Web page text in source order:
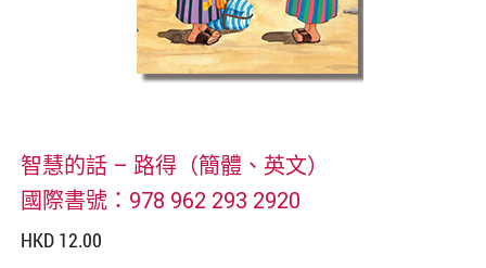
智慧的話 – 路得（簡體、英文）
國際書號：978 962 293 2920
HKD 12.00